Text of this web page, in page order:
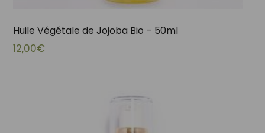
Huile Végétale de Jojoba Bio – 50ml
12,00€